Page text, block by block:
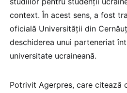
context. În acest sens, a fost
oficială Universităţii din
deschiderea unui parteneriat
universitate ucraineană.
Potrivit Agerpres, care citează